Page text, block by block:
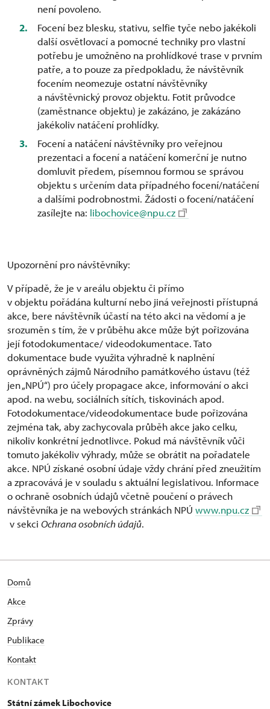
není povoleno.
Focení bez blesku, stativu, selfie tyče nebo jakékoli
další osvětlovací a pomocné techniky pro vlastní
potřebu je umožněno na prohlídkové trase v prvním
patře, a to pouze za předpokladu, že návštěvník
focením neomezuje ostatní návštěvníky
a návštěvnický provoz objektu. Fotit průvodce
(zaměstnance objektu) je zakázáno, je zakázáno
jakékoliv natáčení prohlídky.
Focení a natáčení návštěvníky pro veřejnou
prezentaci a focení a natáčení komerční je nutno
domluvit předem, písemnou formou se správou
objektu s určením data případného focení/natáčení
a dalšími podrobnostmi. Žádosti o focení/natáčení
zasílejte na: libochovice@npu.cz
Upozornění pro návštěvníky:
V případě, že je v areálu objektu či přímo
v objektu pořádána kulturní nebo jiná veřejnosti přístupná
akce, bere návštěvník účastí na této akci na vědomí a je
srozuměn s tím, že v průběhu akce může být pořizována
její fotodokumentace/ videodokumentace. Tato
dokumentace bude využita výhradně k naplnění
oprávněných zájmů Národního památkového ústavu (též
jen „NPÚ“) pro účely propagace akce, informování o akci
apod. na webu, sociálních sítích, tiskovinách apod.
Fotodokumentace/videodokumentace bude pořizována
zejména tak, aby zachycovala průběh akce jako celku,
nikoliv konkrétní jednotlivce. Pokud má návštěvník vůči
tomuto jakékoliv výhrady, může se obrátit na pořadatele
akce. NPÚ získané osobní údaje vždy chrání před zneužitím
a zpracovává je v souladu s aktuální legislativou. Informace
o ochraně osobních údajů včetně poučení o právech
návštěvníka je na webových stránkách NPÚ www.npu.cz
v sekci Ochrana osobních údajů.
Domů
Akce
Zprávy
Publikace
Kontakt
KONTAKT
Státní zámek Libochovice